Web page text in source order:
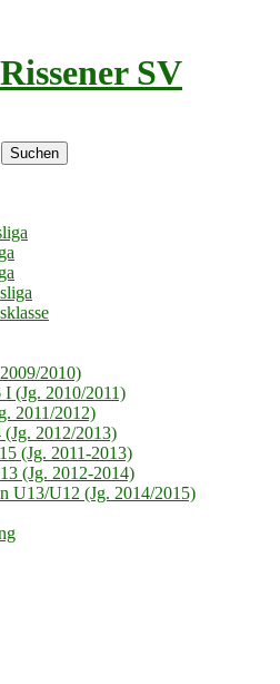
SV
2010)
(Jg. 2010/2011)
2011/2012)
2012/2013)
(Jg. 2011-2013)
(Jg. 2012-2014)
U13/U12 (Jg. 2014/2015)